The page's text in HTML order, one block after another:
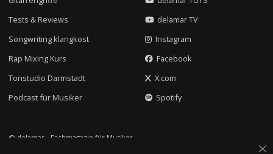
Tests & Reviews
Songwriting klangkost
Rap Mixing Kurs
Tonstudio Darmstadt
Podcast für Musiker
delamar TV
Instagram
Facebook
X.com
Spotify
© delamar - Fachmagazin für Musiker